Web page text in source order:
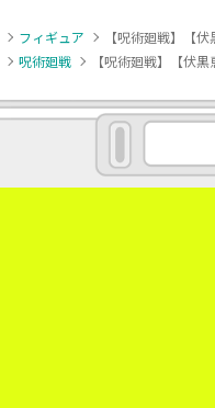
フィギュア
【呪術廻戦】【
呪術廻戦 【呪術廻戦】【伏